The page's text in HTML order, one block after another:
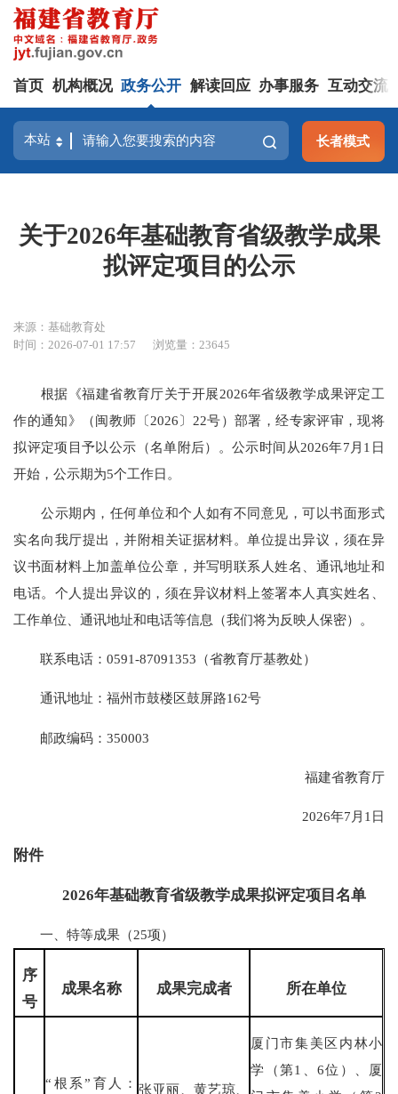
首页 机构概况 政务公开 解读回应 办事服务 互动交流
长者模式
关于2026年基础教育省级教学成果
拟评定项目的公示
来源：基础教育处
时间：2026-07-01 17:57
浏览量：23645
根据《福建省教育厅关于开展2026年省级教学成果评定工
作的通知》（闽教师〔2026〕22号）部署，经专家评审，现将
拟评定项目予以公示（名单附后）。公示时间从2026年7月1日
开始，公示期为5个工作日。
公示期内，任何单位和个人如有不同意见，可以书面形式
实名向我厅提出，并附相关证据材料。单位提出异议，须在异
议书面材料上加盖单位公章，并写明联系人姓名、通讯地址和
电话。个人提出异议的，须在异议材料上签署本人真实姓名、
工作单位、通讯地址和电话等信息（我们将为反映人保密）。
联系电话：0591-87091353（省教育厅基教处）
通讯地址：福州市鼓楼区鼓屏路162号
邮政编码：350003
福建省教育厅
2026年7月1日
附件
2026年基础教育省级教学成果拟评定项目名单
一、特等成果（25项）
序
号
成果名称 成果完成者 所在单位
“根系”育人： 张亚丽、黄艺琼、
厦门市集美区内林小
学（第1、6位）、厦